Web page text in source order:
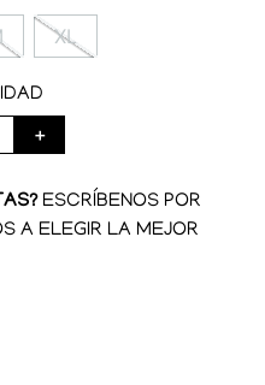
XL
＋
ESCRÍBENOS POR
A ELEGIR LA MEJOR